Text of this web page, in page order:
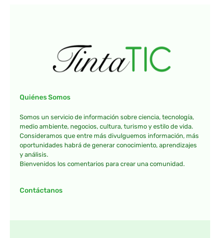
Quiénes Somos
Somos un servicio de información sobre ciencia, tecnología,
medio ambiente, negocios, cultura, turismo y estilo de vida.
Consideramos que entre más divulguemos información, más
oportunidades habrá de generar conocimiento, aprendizajes
y análisis.
Bienvenidos los comentarios para crear una comunidad.
Contáctanos